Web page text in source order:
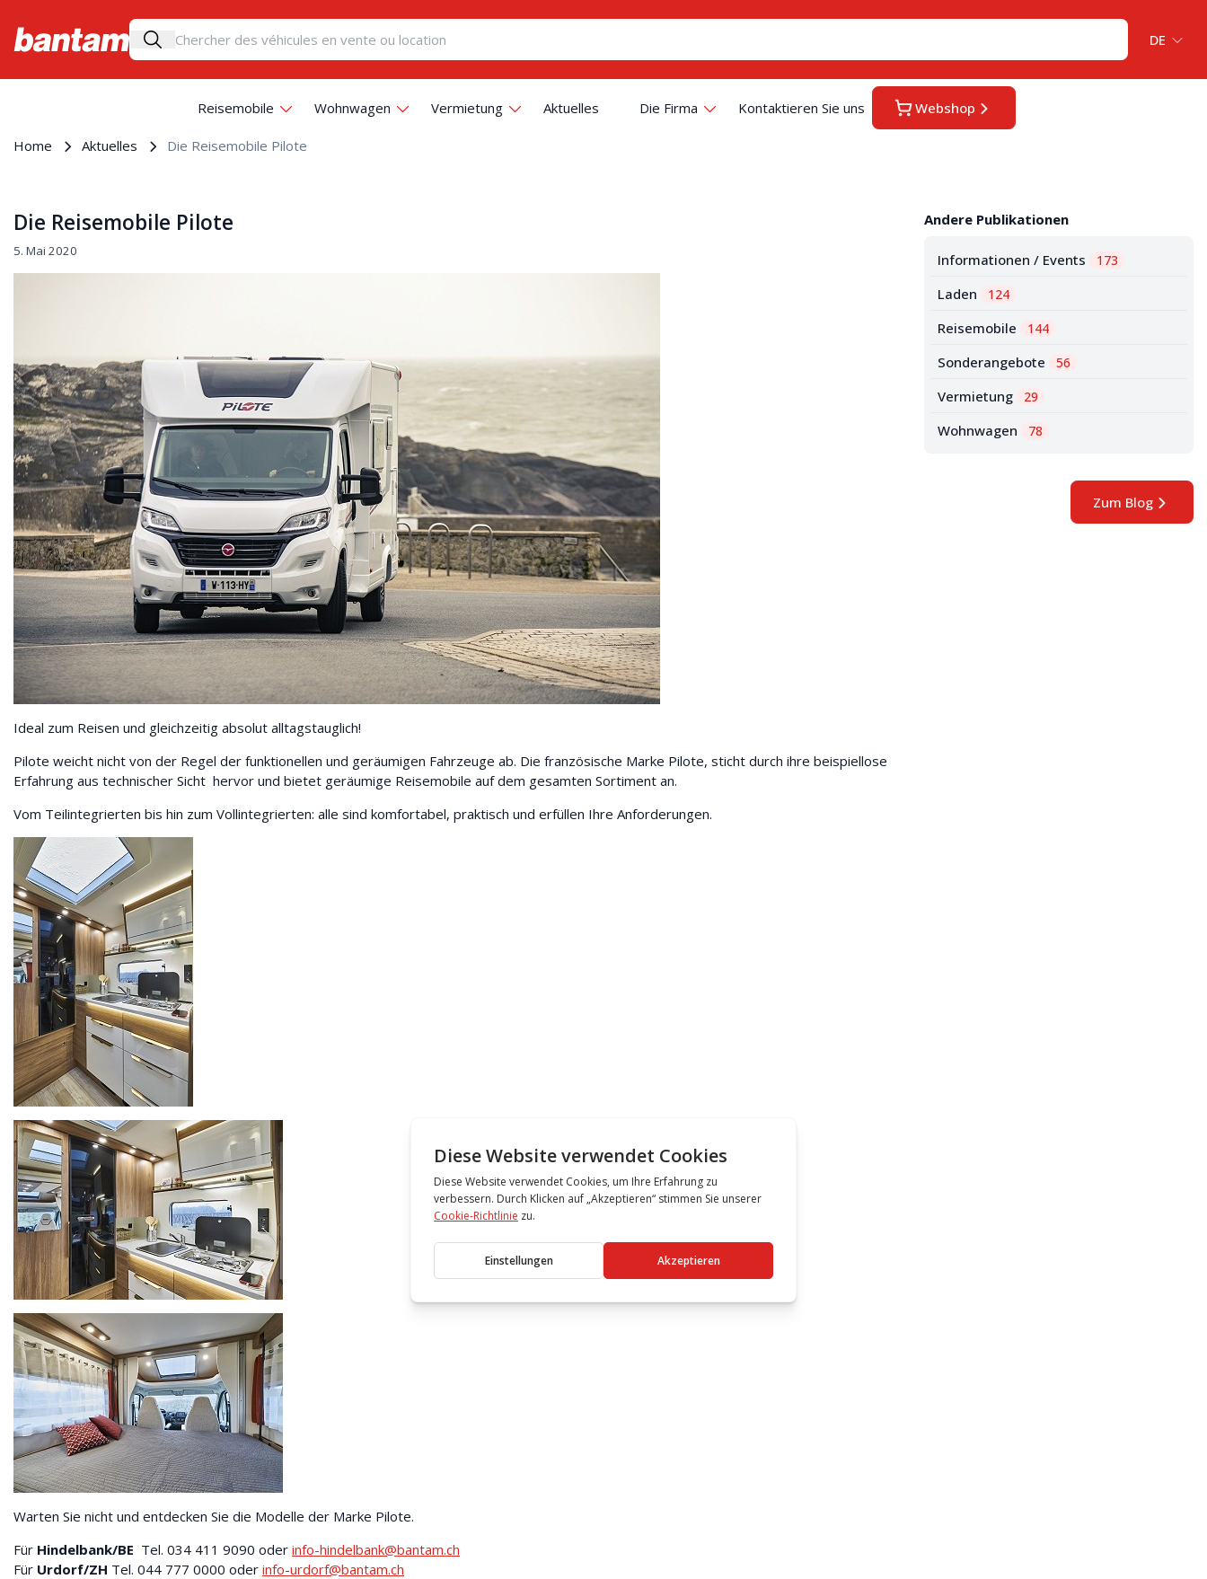
DE
Reisemobile Wohnwagen Vermietung Aktuelles Die Firma Kontaktieren Sie uns Webshop
Home Aktuelles Die Reisemobile Pilote
Die Reisemobile Pilote
5. Mai 2020
Ideal zum Reisen und gleichzeitig absolut alltagstauglich!
Pilote weicht nicht von der Regel der funktionellen und geräumigen Fahrzeuge ab. Die französische Marke Pilote, sticht durch ihre beispiellose
Erfahrung aus technischer Sicht hervor und bietet geräumige Reisemobile auf dem gesamten Sortiment an.
Vom Teilintegrierten bis hin zum Vollintegrierten: alle sind komfortabel, praktisch und erfüllen Ihre Anforderungen.
Warten Sie nicht und entdecken Sie die Modelle der Marke Pilote.
Für Hindelbank/BE Tel. 034 411 9090 oder info-hindelbank@bantam.ch
Für Urdorf/ZH Tel. 044 777 0000 oder info-urdorf@bantam.ch
Andere Publikationen
Informationen / Events 173
Laden 124
Reisemobile 144
Sonderangebote 56
Vermietung 29
Wohnwagen 78
Zum Blog